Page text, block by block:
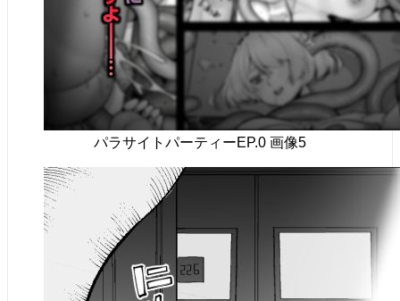
パラサイトパーティーEP.0 画像5